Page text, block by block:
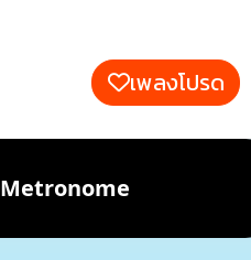
เพลงโปรด
Metronome